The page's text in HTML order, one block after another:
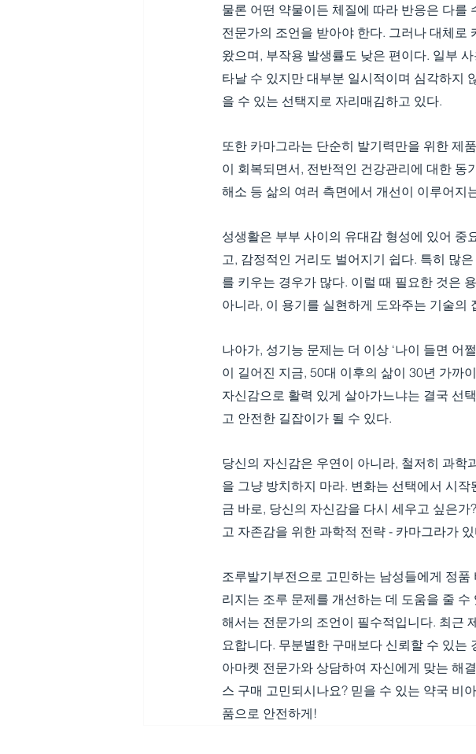
물론 어떤 약물이든 체질에 따라 반응은 다를
전문가의 조언을 받아야 한다. 그러나 대체로
왔으며, 부작용 발생률도 낮은 편이다. 일부
타날 수 있지만 대부분 일시적이며 심각하지
을 수 있는 선택지로 자리매김하고 있다.
또한 카마그라는 단순히 발기력만을 위한 제
이 회복되면서, 전반적인 건강관리에 대한 동
해소 등 삶의 여러 측면에서 개선이 이루어지
성생활은 부부 사이의 유대감 형성에 있어 중
고, 감정적인 거리도 벌어지기 쉽다. 특히 많
를 키우는 경우가 많다. 이럴 때 필요한 것은
아니라, 이 용기를 실현하게 도와주는 기술의
나아가, 성기능 문제는 더 이상 ‘나이 들면 어
이 길어진 지금, 50대 이후의 삶이 30년 가까
자신감으로 활력 있게 살아가느냐는 결국 선
고 안전한 길잡이가 될 수 있다.
당신의 자신감은 우연이 아니라, 철저히 과학
을 그냥 방치하지 마라. 변화는 선택에서 시
금 바로, 당신의 자신감을 다시 세우고 싶은
고 자존감을 위한 과학적 전략 - 카마그라가
조루발기부전으로 고민하는 남성들에게 정
리지는 조루 문제를 개선하는 데 도움을 줄
해서는 전문가의 조언이 필수적입니다. 최근
요합니다. 무분별한 구매보다 신뢰할 수 있는
아마켓 전문가와 상담하여 자신에게 맞는 해
스 구매 고민되시나요? 믿을 수 있는 약국 비
품으로 안전하게!